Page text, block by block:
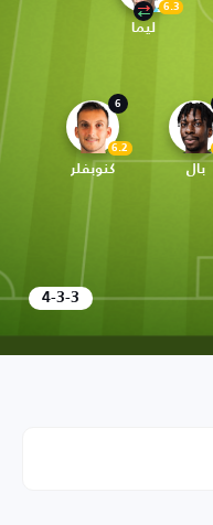
6.3
ليما
6
6.2
كنوبفلر بال
4-3-3